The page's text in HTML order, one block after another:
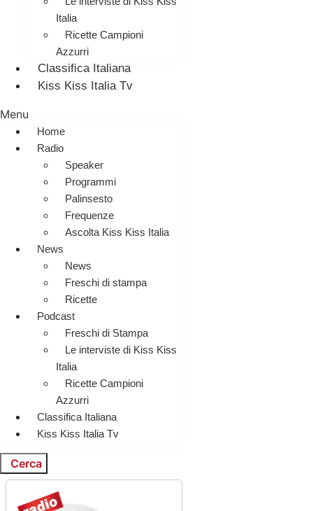
Italia
Ricette Campioni
Azzurri
Classifica Italiana
Kiss Kiss Italia Tv
Menu
Home
Radio
Speaker
Programmi
Palinsesto
Frequenze
Ascolta Kiss Kiss Italia
News
News
Freschi di stampa
Ricette
Podcast
Freschi di Stampa
Le interviste di Kiss Kiss
Italia
Ricette Campioni
Azzurri
Classifica Italiana
Kiss Kiss Italia Tv
Cerca